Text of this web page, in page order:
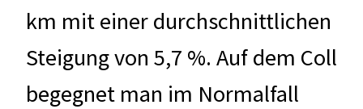
km mit einer durchschnittlichen
Steigung von 5,7 %. Auf dem Coll
begegnet man im Normalfall